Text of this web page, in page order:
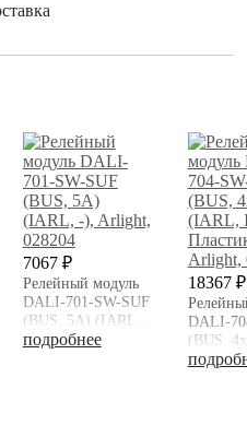
7067 ₽
Релейный модуль
DALI-701-SW-SUF
(BUS, 5A) (IARL,
-), Arlight
подробнее
18367 ₽
DALI-
(BUS,
(IARL,